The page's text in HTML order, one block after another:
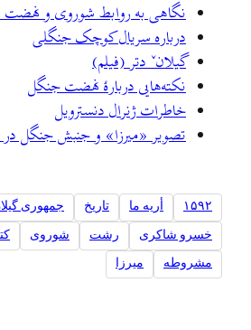
نگاهی به روابط شوروی و نهضت
درباره سریال کوچک جنگلی
گیلانˇ دتر (فیلم)
نکته‌هایی دربارهٔ نهضت جنگل
خاطرات ژنرال دنسترویل
تصویر «میرزا» و جنبش جنگل در
۱۵۹۲ أریه ما تاریخ جمهوری
خسرو شاکری رشت شوروی
مشروطه میرزا